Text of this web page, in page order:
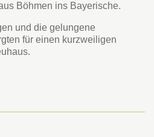
Böhmen ins Bayerische.
und die gelungene
für einen kurzweiligen